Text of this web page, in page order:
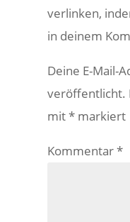
verlinken,
in deinem
Deine E-Mail-
veröffentlicht.
mit* markiert
Kommentar*